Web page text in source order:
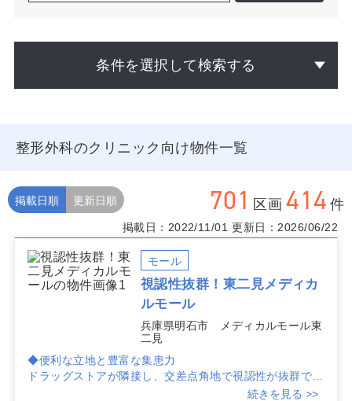
条件を選択して検索する
整形外科のクリニック向け物件一覧
701 区画 414 件
掲載日順 更新日順
掲載日：2022/11/01 更新日：2026/06/22
モール
視認性抜群！東二見メディカ
ルモール
兵庫県明石市 メディカルモール東
二見
◆便利な立地と豊富な集患力
ドラッグストアが隣接し、交差点角地で視認性が抜群で
す。1km圏内に22,000人以上の人口を抱え、多くの診療
続きを見る >>